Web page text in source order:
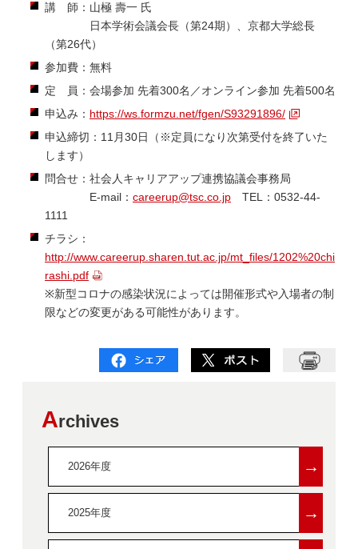
講 師：山極 壽一 氏
日本学術会議会長（第24期）、京都大学総長
（第26代）
参加費：無料
定 員：会場参加 先着300名／オンライン参加 先着500名
申込み： https://ws.formzu.net/fgen/S93291896/
申込締切：11月30日（※定員になり次第受付を終了いた
します）
問合せ：社会人キャリアアップ連携協議会事務局
E-mail： careerup@tsc.co.jp TEL：0532-44-
1111
チラシ：
http://www.careerup.sharen.tut.ac.jp/mt_files/1202%20chi
rashi.pdf
※新型コロナの感染状況によっては開催形式や入場者の制
限などの変更がある可能性があります。
Archives
2026年度 →
2025年度 →